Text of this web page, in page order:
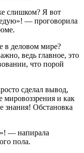
слишком? Я вот
— проговорила
в деловом мире?
ведь главное, это
что порой
сделал вывод,
мировоззрения и как
знания! Обстановка
— напирала
пола.